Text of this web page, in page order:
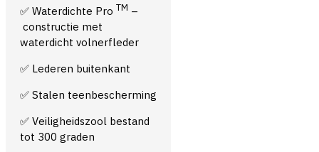
✅ Waterdichte Pro TM –
constructie met
waterdicht volnerfleder
✅ Lederen buitenkant
✅ Stalen teenbescherming
✅ Veiligheidszool bestand
tot 300 graden